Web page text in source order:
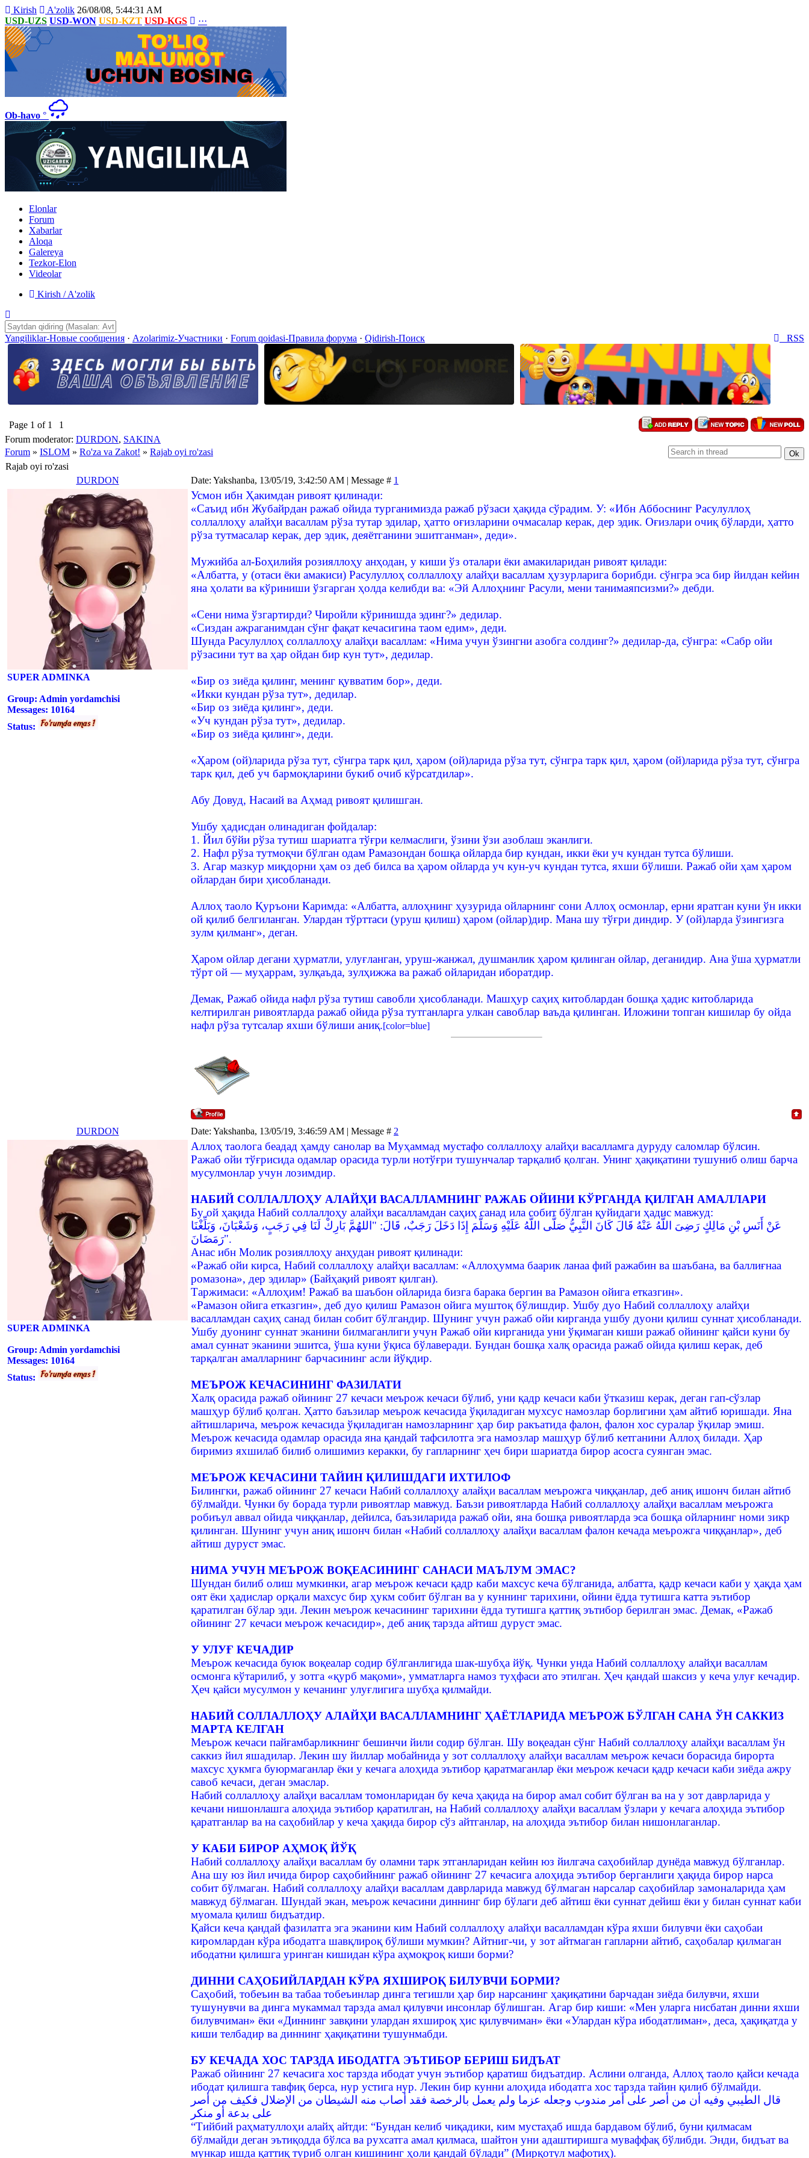
Kirish A'zolik 26/08/08, 5:44:31 AM
USD-UZS USD-WON USD-KZT USD-KGS ···
Ob-havo °
Elonlar
Forum
Xabarlar
Aloqa
Galereya
Tezkor-Elon
Videolar
Kirish / A'zolik
RSS
Yangiliklar-Новые сообщения · Azolarimiz-Участники · Forum qoidasi-Правила форума · Qidirish-Поиск
Page 1 of 1
1
Forum moderator: DURDON, SAKINA
Forum » ISLOM » Ro'za va Zakot! » Rajab oyi ro'zasi
Rajab oyi ro'zasi
DURDON
Date: Yakshanba, 13/05/19, 3:42:50 AM | Message # 1
SUPER ADMINKA
Group: Admin yordamchisi
Messages: 10164
Status:
Усмон ибн Ҳакимдан ривоят қилинади:
«Саъид ибн Жубайрдан ражаб ойида турганимизда ражаб рўзаси ҳақида сўрадим. У: «Ибн Аббоснинг Расулуллоҳ
соллаллоҳу алайҳи васаллам рўза тутар эдилар, ҳатто оғизларини очмасалар керак, дер эдик. Оғизлари очиқ бўларди, ҳатто
рўза тутмасалар керак, дер эдик, деяётганини эшитганман», деди».
Мужийба ал-Боҳилийя розияллоҳу анҳодан, у киши ўз оталари ёки амакиларидан ривоят қилади:
«Албатта, у (отаси ёки амакиси) Расулуллоҳ соллаллоҳу алайҳи васаллам ҳузурларига борибди. сўнгра эса бир йилдан кейин
яна ҳолати ва кўриниши ўзгарган ҳолда келибди ва: «Эй Аллоҳнинг Расули, мени танимаяпсизми?» дебди.
«Сени нима ўзгартирди? Чиройли кўринишда эдинг?» дедилар.
«Сиздан ажраганимдан сўнг фақат кечасигина таом едим», деди.
Шунда Расулуллоҳ соллаллоҳу алайҳи васаллам: «Нима учун ўзингни азобга солдинг?» дедилар-да, сўнгра: «Сабр ойи
рўзасини тут ва ҳар ойдан бир кун тут», дедилар.
«Бир оз зиёда қилинг, менинг қувватим бор», деди.
«Икки кундан рўза тут», дедилар.
«Бир оз зиёда қилинг», деди.
«Уч кундан рўза тут», дедилар.
«Бир оз зиёда қилинг», деди.
«Ҳаром (ой)ларида рўза тут, сўнгра тарк қил, ҳаром (ой)ларида рўза тут, сўнгра тарк қил, ҳаром (ой)ларида рўза тут, сўнгра
тарк қил, деб уч бармоқларини букиб очиб кўрсатдилар».
Абу Довуд, Насаий ва Аҳмад ривоят қилишган.
Ушбу ҳадисдан олинадиган фойдалар:
1. Йил бўйи рўза тутиш шариатга тўғри келмаслиги, ўзини ўзи азоблаш эканлиги.
2. Нафл рўза тутмоқчи бўлган одам Рамазондан бошқа ойларда бир кундан, икки ёки уч кундан тутса бўлиши.
3. Агар мазкур миқдорни ҳам оз деб билса ва ҳаром ойларда уч кун-уч кундан тутса, яхши бўлиши. Ражаб ойи ҳам ҳаром
ойлардан бири ҳисобланади.
Аллоҳ таоло Қуръони Каримда: «Албатта, аллоҳнинг ҳузурида ойларнинг сони Аллоҳ осмонлар, ерни яратган куни ўн икки
ой қилиб белгиланган. Улардан тўрттаси (уруш қилиш) ҳаром (ойлар)дир. Мана шу тўғри диндир. У (ой)ларда ўзингизга
зулм қилманг», деган.
Ҳаром ойлар дегани ҳурматли, улуғланган, уруш-жанжал, душманлик ҳаром қилинган ойлар, деганидир. Ана ўша ҳурматли
тўрт ой ― муҳаррам, зулқаъда, зулҳижжа ва ражаб ойларидан иборатдир.
Демак, Ражаб ойида нафл рўза тутиш савобли ҳисобланади. Машҳур саҳиҳ китоблардан бошқа ҳадис китобларида
келтирилган ривоятларда ражаб ойида рўза тутганларга улкан савоблар ваъда қилинган. Иложини топган кишилар бу ойда
нафл рўза тутсалар яхши бўлиши аниқ.[color=blue]
DURDON Date: Yakshanba, 13/05/19, 3:46:59 AM | Message # 2
SUPER ADMINKA
Group: Admin yordamchisi
Messages: 10164
Status:
Аллоҳ таолога беадад ҳамду санолар ва Муҳаммад мустафо соллаллоҳу алайҳи васалламга дуруду саломлар бўлсин.
Ражаб ойи тўғрисида одамлар орасида турли нотўғри тушунчалар тарқалиб қолган. Унинг ҳақиқатини тушуниб олиш барча
мусулмонлар учун лозимдир.
НАБИЙ СОЛЛАЛЛОҲУ АЛАЙҲИ ВАСАЛЛАМНИНГ РАЖАБ ОЙИНИ КЎРГАНДА ҚИЛГАН АМАЛЛАРИ
Бу ой ҳақида Набий соллаллоҳу алайҳи васалламдан саҳиҳ санад ила собит бўлган қуйидаги ҳадис мавжуд:
عَنْ أَنَسِ بْنِ مَالِكٍ رَضِىَ اللَّهُ عَنْهُ قَالَ كَانَ النَّبِيُّ صَلَّى اللَّهُ عَلَيْهِ وَسَلَّمَ إِذَا دَخَلَ رَجَبٌ، قَالَ: "اللهُمَّ بَارِكْ لَنَا فِي رَجَبٍ، وَشَعْبَانَ، وَبَلِّغْنَا
رَمَضَانَ".
Анас ибн Молик розияллоҳу анҳудан ривоят қилинади:
«Ражаб ойи кирса, Набий соллаллоҳу алайҳи васаллам: «Аллоҳумма баарик ланаа фий ражабин ва шаъбана, ва баллиғнаа
ромазона», дер эдилар» (Байҳақий ривоят қилган).
Таржимаси: «Аллоҳим! Ражаб ва шаъбон ойларида бизга барака бергин ва Рамазон ойига етказгин».
«Рамазон ойига етказгин», деб дуо қилиш Рамазон ойига муштоқ бўлишдир. Ушбу дуо Набий соллаллоҳу алайҳи
васалламдан саҳиҳ санад билан собит бўлгандир. Шунинг учун ражаб ойи кирганда ушбу дуони қилиш суннат ҳисобланади.
Ушбу дуонинг суннат эканини билмаганлиги учун Ражаб ойи кирганида уни ўқимаган киши ражаб ойининг қайси куни бу
амал суннат эканини эшитса, ўша куни ўқиса бўлаверади. Бундан бошқа халқ орасида ражаб ойида қилиш керак, деб
тарқалган амалларнинг барчасининг асли йўқдир.
МЕЪРОЖ КЕЧАСИНИНГ ФАЗИЛАТИ
Халқ орасида ражаб ойининг 27 кечаси меърож кечаси бўлиб, уни қадр кечаси каби ўтказиш керак, деган гап-сўзлар
машҳур бўлиб қолган. Ҳатто баъзилар меърож кечасида ўқиладиган мухсус намозлар борлигини ҳам айтиб юришади. Яна
айтишларича, меърож кечасида ўқиладиган намозларнинг ҳар бир ракъатида фалон, фалон хос суралар ўқилар эмиш.
Меърож кечасида одамлар орасида яна қандай тафсилотга эга намозлар машҳур бўлиб кетганини Аллоҳ билади. Ҳар
биримиз яхшилаб билиб олишимиз керакки, бу гапларнинг ҳеч бири шариатда бирор асосга суянган эмас.
МЕЪРОЖ КЕЧАСИНИ ТАЙИН ҚИЛИШДАГИ ИХТИЛОФ
Билингки, ражаб ойининг 27 кечаси Набий соллаллоҳу алайҳи васаллам меърожга чиққанлар, деб аниқ ишонч билан айтиб
бўлмайди. Чунки бу борада турли ривоятлар мавжуд. Баъзи ривоятларда Набий соллаллоҳу алайҳи васаллам меърожга
робиъул аввал ойида чиққанлар, дейилса, баъзиларида ражаб ойи, яна бошқа ривоятларда эса бошқа ойларнинг номи зикр
қилинган. Шунинг учун аниқ ишонч билан «Набий соллаллоҳу алайҳи васаллам фалон кечада меърожга чиққанлар», деб
айтиш дуруст эмас.
НИМА УЧУН МЕЪРОЖ ВОҚЕАСИНИНГ САНАСИ МАЪЛУМ ЭМАС?
Шундан билиб олиш мумкинки, агар меърож кечаси қадр каби махсус кеча бўлганида, албатта, қадр кечаси каби у ҳақда ҳам
оят ёки ҳадислар орқали махсус бир ҳукм собит бўлган ва у куннинг тарихини, ойини ёдда тутишга катта эътибор
қаратилган бўлар эди. Лекин меърож кечасининг тарихини ёдда тутишга қаттиқ эътибор берилган эмас. Демак, «Ражаб
ойининг 27 кечаси меърож кечасидир», деб аниқ тарзда айтиш дуруст эмас.
У УЛУҒ КЕЧАДИР
Меърож кечасида буюк воқеалар содир бўлганлигида шак-шубҳа йўқ. Чунки унда Набий соллаллоҳу алайҳи васаллам
осмонга кўтарилиб, у зотга «қурб мақоми», умматларга намоз туҳфаси ато этилган. Ҳеч қандай шаксиз у кеча улуғ кечадир.
Ҳеч қайси мусулмон у кечанинг улуғлигига шубҳа қилмайди.
НАБИЙ СОЛЛАЛЛОҲУ АЛАЙҲИ ВАСАЛЛАМНИНГ ҲАЁТЛАРИДА МЕЪРОЖ БЎЛГАН САНА ЎН САККИЗ
МАРТА КЕЛГАН
Меърож кечаси пайғамбарликнинг бешинчи йили содир бўлган. Шу воқеадан сўнг Набий соллаллоҳу алайҳи васаллам ўн
саккиз йил яшадилар. Лекин шу йиллар мобайнида у зот соллаллоҳу алайҳи васаллам меърож кечаси борасида бирорта
махсус ҳукмга буюрмаганлар ёки у кечага алоҳида эътибор қаратмаганлар ёки меърож кечаси қадр кечаси каби зиёда ажру
савоб кечаси, деган эмаслар.
Набий соллаллоҳу алайҳи васаллам томонларидан бу кеча ҳақида на бирор амал собит бўлган ва на у зот даврларида у
кечани нишонлашга алоҳида эътибор қаратилган, на Набий соллаллоҳу алайҳи васаллам ўзлари у кечага алоҳида эътибор
қаратганлар ва на саҳобийлар у кеча ҳақида бирор сўз айтганлар, на алоҳида эътибор билан нишонлаганлар.
У КАБИ БИРОР АҲМОҚ ЙЎҚ
Набий соллаллоҳу алайҳи васаллам бу оламни тарк этганларидан кейин юз йилгача саҳобийлар дунёда мавжуд бўлганлар.
Ана шу юз йил ичида бирор саҳобийнинг ражаб ойининг 27 кечасига алоҳида эътибор берганлиги ҳақида бирор нарса
собит бўлмаган. Набий соллаллоҳу алайҳи васаллам даврларида мавжуд бўлмаган нарсалар саҳобийлар замоналарида ҳам
мавжуд бўлмаган. Шундай экан, меърож кечасини диннинг бир бўлаги деб айтиш ёки суннат дейиш ёки у билан суннат каби
муомала қилиш бидъатдир.
Қайси кеча қандай фазилатга эга эканини ким Набий соллаллоҳу алайҳи васалламдан кўра яхши билувчи ёки саҳобаи
киромлардан кўра ибодатга шавқлироқ бўлиши мумкин? Айтниг-чи, у зот айтмаган гапларни айтиб, саҳобалар қилмаган
ибодатни қилишга уринган кишидан кўра аҳмоқроқ киши борми?
ДИННИ САҲОБИЙЛАРДАН КЎРА ЯХШИРОҚ БИЛУВЧИ БОРМИ?
Саҳобий, тобеъин ва табаа тобеъинлар динга тегишли ҳар бир нарсанинг ҳақиқатини барчадан зиёда билувчи, яхши
тушунувчи ва динга мукаммал тарзда амал қилувчи инсонлар бўлишган. Агар бир киши: «Мен уларга нисбатан динни яхши
билувчиман» ёки «Диннинг завқини улардан яхшироқ ҳис қилувчиман» ёки «Улардан кўра ибодатлиман», деса, ҳақиқатда у
киши телбадир ва диннинг ҳақиқатини тушунмабди.
БУ КЕЧАДА ХОС ТАРЗДА ИБОДАТГА ЭЪТИБОР БЕРИШ БИДЪАТ
Ражаб ойининг 27 кечасига хос тарзда ибодат учун эътибор қаратиш бидъатдир. Аслини олганда, Аллоҳ таоло қайси кечада
ибодат қилишга тавфиқ берса, нур устига нур. Лекин бир кунни алоҳида ибодатга хос тарзда тайин қилиб бўлмайди.
قال الطيبي وفيه أن من أصر على أمر مندوب وجعله عزما ولم يعمل بالرخصة فقد أصاب منه الشيطان من الإضلال فكيف من أصر
على بدعة أو منكر
“Тийбий раҳматуллоҳи алайҳ айтди: “Бундан келиб чиқадики, ким мустаҳаб ишда бардавом бўлиб, буни қилмасам
бўлмайди деган эътиқодда бўлса ва рухсатга амал қилмаса, шайтон уни адаштиришга муваффақ бўлибди. Энди, бидъат ва
мункар ишда қаттиқ туриб олган кишининг ҳоли қандай бўлади” (Мирқотул мафотиҳ).